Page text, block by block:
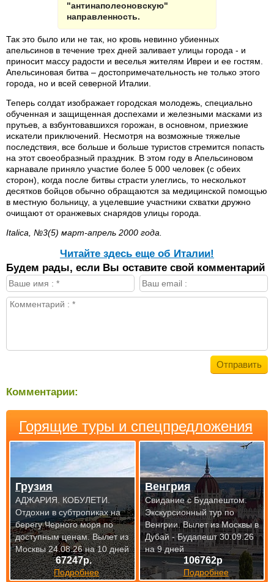
"антинаполеоновскую"
направленность.
Так это было или не так, но кровь невинно убиенных
апельсинов в течение трех дней заливает улицы города - и
приносит массу радости и веселья жителям Ивреи и ее гостям.
Апельсиновая битва – достопримечательность не только этого
города, но и всей северной Италии.
Теперь солдат изображает городская молодежь, специально
обученная и защищенная доспехами и железными масками из
прутьев, а взбунтовавшихся горожан, в основном, приезжие
искатели приключений. Несмотря на возможные тяжелые
последствия, все больше и больше туристов стремится попасть
на этот своеобразный праздник. В этом году в Апельсиновом
карнавале приняло участие более 5 000 человек (с обеих
сторон), когда после битвы страсти улеглись, то несколькот
десятков бойцов обычно обращаются за медицинской помощью
в местную больницу, а уцелевшие участники схватки дружно
очищают от оранжевых снарядов улицы города.
Italica, №3(5) март-апрель 2000 года.
Читайте здесь еще об Италии!
Будем рады, если Вы оставите свой комментарий
Комментарии:
Горящие туры и спецпредложения
67247р.
Подробнее
Грузия
АДЖАРИЯ. КОБУЛЕТИ.
Отдохни в субтропиках на
берегу Черного моря по
доступнымценам. Вылет из
Москвы 24.08.26 на 10 дней
106762р
Подробнее
Венгрия
Свидание с Будапештом.
Экскурсионный тур по
Венгрии.Вылет из Москвы в
Дубай - Будапешт 30.09.26
на 9 дней